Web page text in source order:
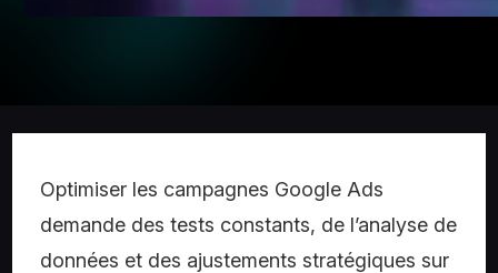
Optimiser les campagnes Google Ads
demande des tests constants, de l’analyse de
données et des ajustements stratégiques sur